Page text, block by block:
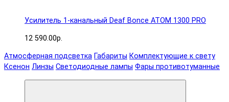
Усилитель 1-канальный Deaf Bonce ATOM 1300 PRO
12 590.00р.
Атмосферная подсветка Габариты Комплектующие к свету
Ксенон Линзы Светодиодные лампы Фары противотуманные